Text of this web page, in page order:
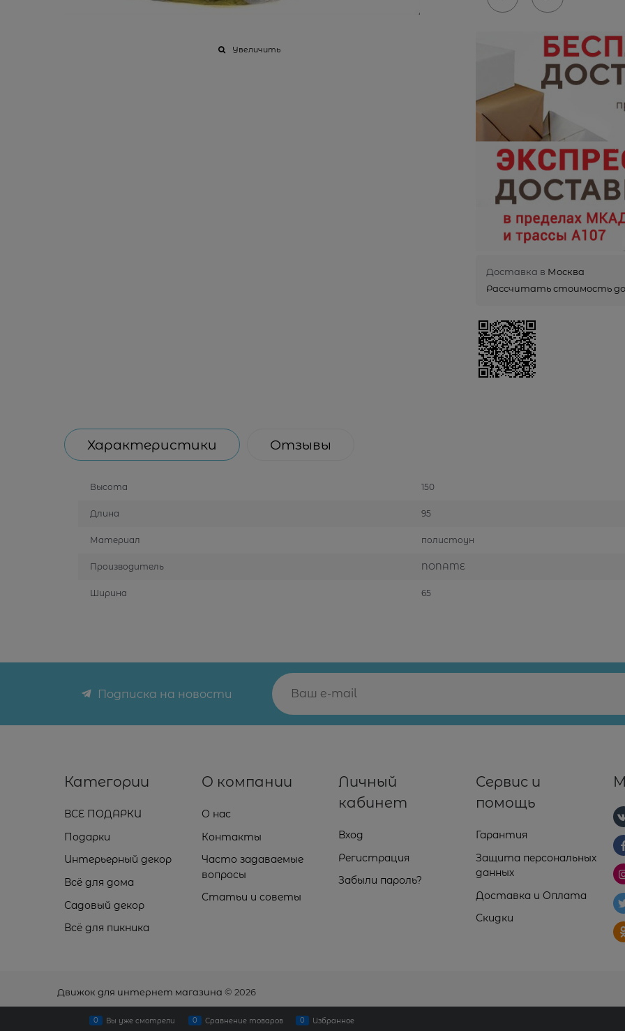
Увеличить
Доставка в Москва
Рассчитать стоимость
Характеристики Отзывы
Высота 150
Длина 95
Материал полистоун
Производитель NONAME
Ширина 65
Подписка на новости
Категории
ВСЕ ПОДАРКИ
Подарки
Интерьерный декор
Всё для дома
Садовый декор
Всё для пикника
О компании
О нас
Контакты
Часто задаваемые
вопросы
Статьи и советы
Личный
кабинет
Вход
Регистрация
Забыли пароль?
Сервис и
помощь
Гарантия
Защита персональных
данных
Доставка и Оплата
Скидки
Движок для интернет магазина © 2026
0 Вы уже смотрели 0 Сравнение товаров 0 Избранное